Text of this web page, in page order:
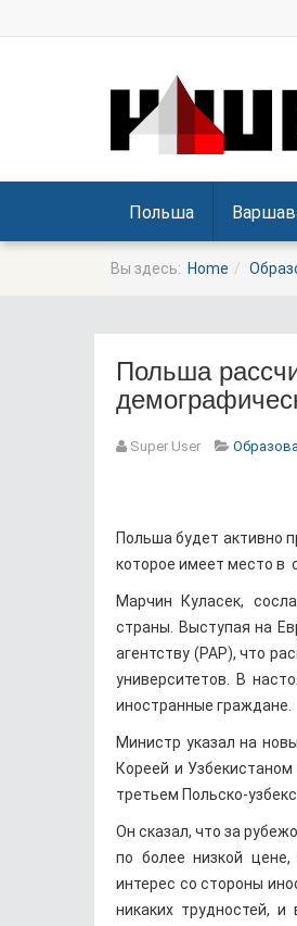
Польша
Вы здесь: Home
Польша
Super User
Польша будет активно
которое имеет место в
Марчин Куласек,
страны. Выступая на
агентству (PAP), что
университетов. В
иностранные граждане.
Министр указал на
Кореей и
третьем Польско-
Он сказал, что за
по более низкой
интерес со стороны
никаких трудностей,